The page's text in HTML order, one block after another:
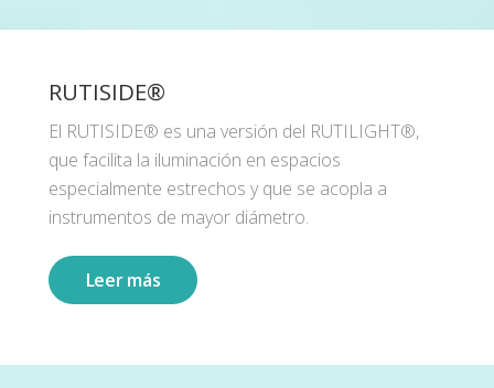
RUTISIDE®
El RUTISIDE® es una versión del RUTILIGHT®,
que facilita la iluminación en espacios
especialmente estrechos y que se acopla a
instrumentos de mayor diámetro.
Leer más